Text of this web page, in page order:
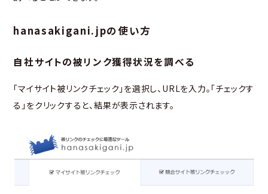
hanasakigani.jpの使い方
自社サイトの被リンク獲得状況を調べる
「マイサイト被リンクチェック」を選択し、URLを入力。「チェックす
る」をクリックすると、結果が表示されます。